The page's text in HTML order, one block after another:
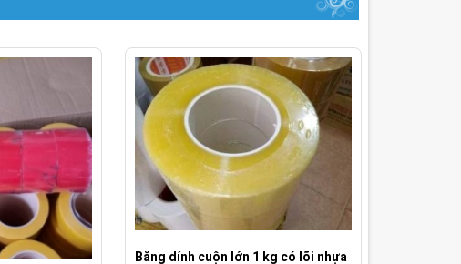
Băng dính cuộn lớn 1 kg có lõi nhựa